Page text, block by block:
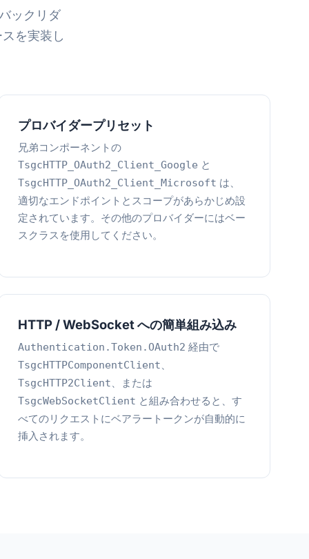
ックリダ
を実装し
プロバイダープリセット
兄弟コンポーネントの
TsgcHTTP_OAuth2_Client_Google と
TsgcHTTP_OAuth2_Client_Microsoft は、
適切なエンドポイントとスコープがあらかじめ設
定されています。その他のプロバイダーにはベー
スクラスを使用してください。
HTTP / WebSocket への簡単組み込み
Authentication.Token.OAuth2 経由で
TsgcHTTPComponentClient、
TsgcHTTP2Client、または
TsgcWebSocketClient と組み合わせると、す
べてのリクエストにベアラートークンが自動的に
挿入されます。